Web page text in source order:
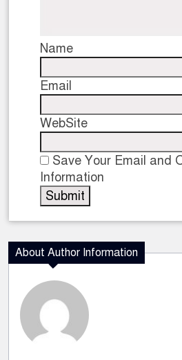
Name
Email
WebSite
Save Your Email and
Information
About Author Information